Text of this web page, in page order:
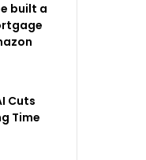
built a
Cuts
Time